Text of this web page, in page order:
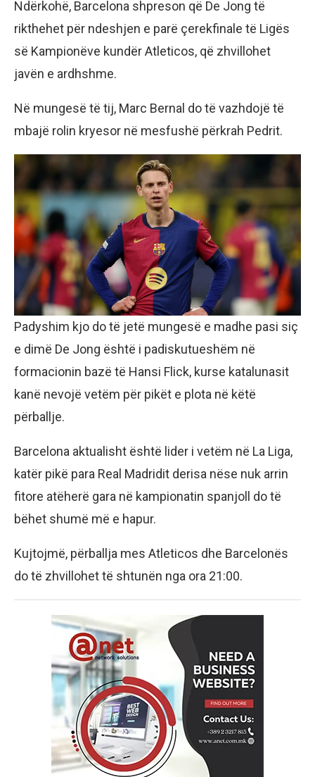
Ndërkohë, Barcelona shpreson që De Jong të
rikthehet për ndeshjen e parë çerekfinale të Ligës
së Kampionëve kundër Atleticos, që zhvillohet
javën e ardhshme.
Në mungesë të tij, Marc Bernal do të vazhdojë të
mbajë rolin kryesor në mesfushë përkrah Pedrit.
Padyshim kjo do të jetë mungesë e madhe pasi siç
e dimë De Jong është i padiskutueshëm në
formacionin bazë të Hansi Flick, kurse katalunasit
kanë nevojë vetëm për pikët e plota në këtë
përballje.
Barcelona aktualisht është lider i vetëm në La Liga,
katër pikë para Real Madridit derisa nëse nuk arrin
fitore atëherë gara në kampionatin spanjoll do të
bëhet shumë më e hapur.
Kujtojmë, përballja mes Atleticos dhe Barcelonës
do të zhvillohet të shtunën nga ora 21:00.